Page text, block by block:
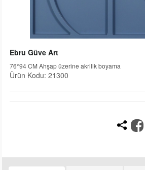
Ebru Güve Art
76*94 CM Ahşap üzerine akrilik boyama
Ürün Kodu: 21300